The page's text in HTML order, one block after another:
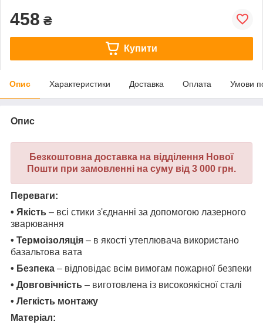
458 ₴
Купити
Опис Характеристики Доставка Оплата Умови
Опис
Безкоштовна доставка на відділення Нової
Пошти при замовленні на суму від 3 000 грн.
Переваги:
• Якість – всі стики з'єднанні за допомогою лазерного
зварювання
• Термоізоляція – в якості утеплювача використано
базальтова вата
• Безпека – відповідає всім вимогам пожарної безпеки
• Довговічність – виготовлена із високоякісної сталі
• Легкість монтажу
Матеріал: